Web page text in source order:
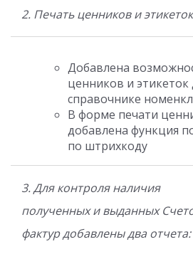
2. Печать ценников и
Добавлена
ценников и этикеток
справочнике
В форме печати
добавлена функция
по штрихкоду
3. Для контроля наличия
полученных и выданных
фактур добавлены два отчета: